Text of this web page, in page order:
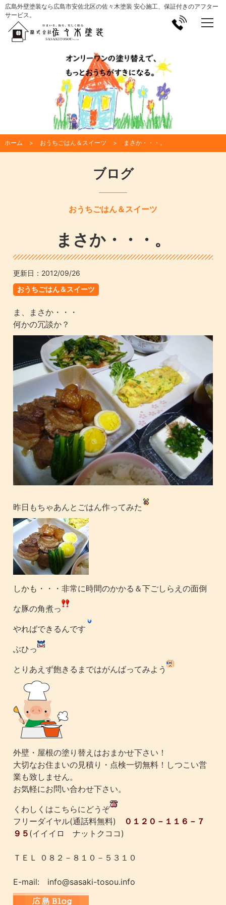
広島外壁塗装なら広島市安佐北区の佐々木塗装 安心施工、保証付きのアフター
サービス。
ホーム おうちごはん＆スイーツ まさか・・・。
ブログ
おうちごはん＆スイーツ
まさか・・・。
更新日： 2012/09/26
おうちごはん＆スイーツ
ま、まさか・・・
何かの冗談か？
昨日もちゃあんとごはん作ってみた
しかも・・・非常に時間のかかる＆下ごしらえの面倒
な豚の角煮っ
やればできるんです
ぶひっ
とりあえず飽きるまではがんばってみよう
外壁・屋根の塗り替えはおまかせ下さい！
大切なお住まいの見積り・点検一切無料！しつこい営
業も致しません。
お気軽にお問い合わせ下さい。
くわしくはこちらにどうぞ
フリーダイヤル(通話料無料)
０１２０－１１６－７
９５ (イイイロ ナットクココ)
ＴＥＬ ０８２－８１０－５３１０
E-mail: info@sasaki-tosou.info